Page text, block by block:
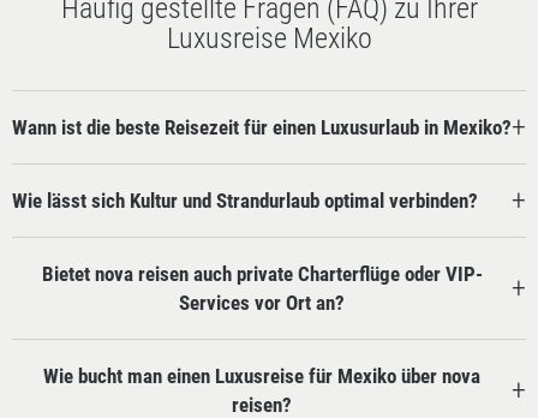
Häufig gestellte Fragen (FAQ) zu Ihrer
Luxusreise Mexiko
Wann ist die beste Reisezeit für einen Luxusurlaub in Mexiko?
Wie lässt sich Kultur und Strandurlaub optimal verbinden?
Bietet nova reisen auch private Charterflüge oder VIP-
Services vor Ort an?
Wie bucht man einen Luxusreise für Mexiko über nova
reisen?